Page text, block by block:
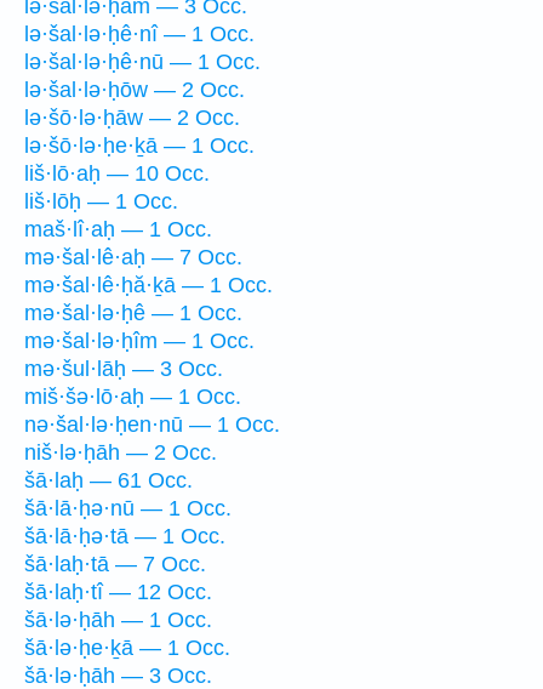
lə·šal·lə·ḥām — 3 Occ.
lə·šal·lə·ḥê·nî — 1 Occ.
lə·šal·lə·ḥê·nū — 1 Occ.
lə·šal·lə·ḥōw — 2 Occ.
lə·šō·lə·ḥāw — 2 Occ.
lə·šō·lə·ḥe·ḵā — 1 Occ.
liš·lō·aḥ — 10 Occ.
liš·lōḥ — 1 Occ.
maš·lî·aḥ — 1 Occ.
mə·šal·lê·aḥ — 7 Occ.
mə·šal·lê·ḥă·ḵā — 1 Occ.
mə·šal·lə·ḥê — 1 Occ.
mə·šal·lə·ḥîm — 1 Occ.
mə·šul·lāḥ — 3 Occ.
miš·šə·lō·aḥ — 1 Occ.
nə·šal·lə·ḥen·nū — 1 Occ.
niš·lə·ḥāh — 2 Occ.
šā·laḥ — 61 Occ.
šā·lā·ḥə·nū — 1 Occ.
šā·lā·ḥə·tā — 1 Occ.
šā·laḥ·tā — 7 Occ.
šā·laḥ·tî — 12 Occ.
šā·lə·ḥāh — 1 Occ.
šā·lə·ḥe·ḵā — 1 Occ.
šā·lə·ḥāh — 3 Occ.